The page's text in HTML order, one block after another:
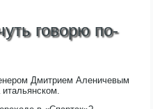
говорю по-
Дмитрием Аленичевым